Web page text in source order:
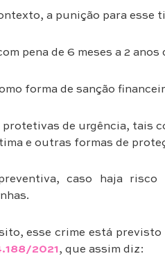
a punição para esse
pena de 6 meses a 2
forma de sanção
protetivas de urgência, tais
e outras formas de
caso haja
esse crime está
2021, que assim diz: